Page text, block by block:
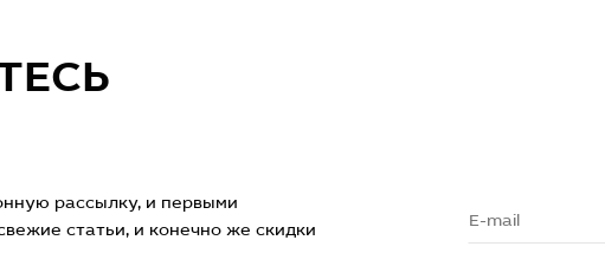
рассылку, и первыми
статьи, и конечно же скидки